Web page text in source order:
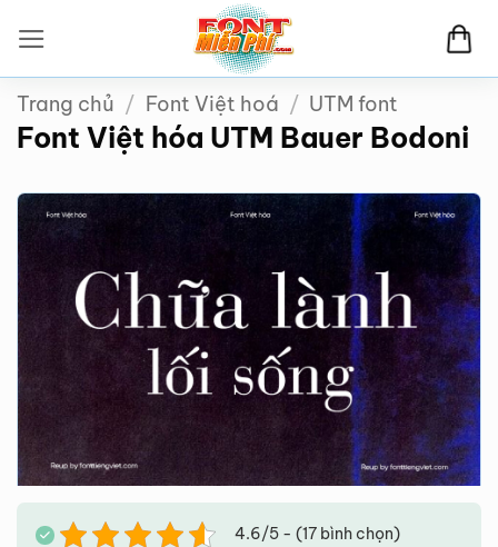
qua
nội
dung
Trang chủ / Font Việt hoá / UTM font
Font Việt hóa UTM Bauer Bodoni
4.6/5 - (17 bình chọn)